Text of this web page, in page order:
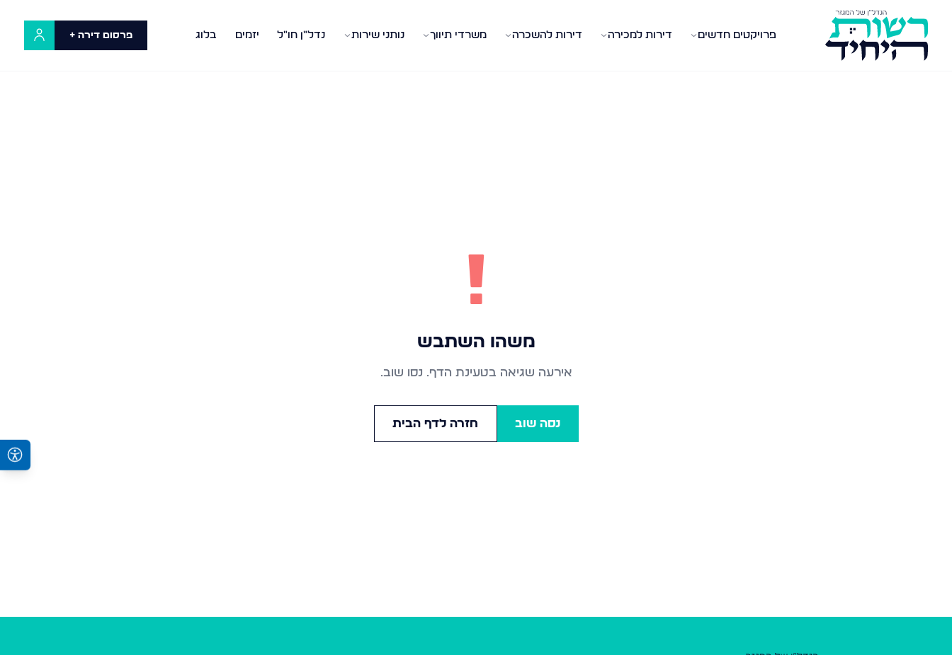
פרויקטים חדשים דירות למכירה דירות להשכרה משרדי תיווך נותני שירות נדל"ן חו"ל יזמים בלוג פרסום דירה +
!
משהו השתבש
אירעה שגיאה בטעינת הדף. נסו שוב.
נסה שוב חזרה לדף הבית